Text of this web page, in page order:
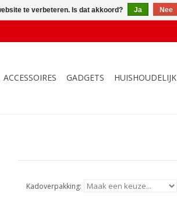
ACCESSOIRES GADGETS HUISHOUDELIJK
Kadoverpakking:
te verbeteren. Is dat akkoord? Ja Nee